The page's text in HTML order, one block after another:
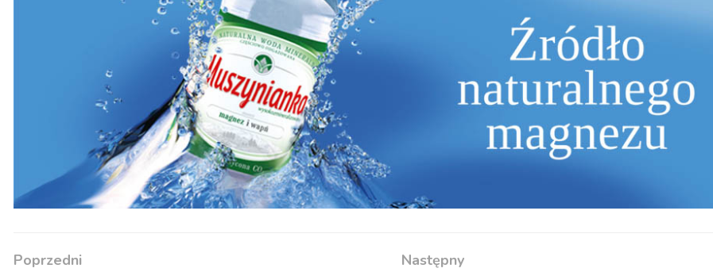
Poprzedni Następny